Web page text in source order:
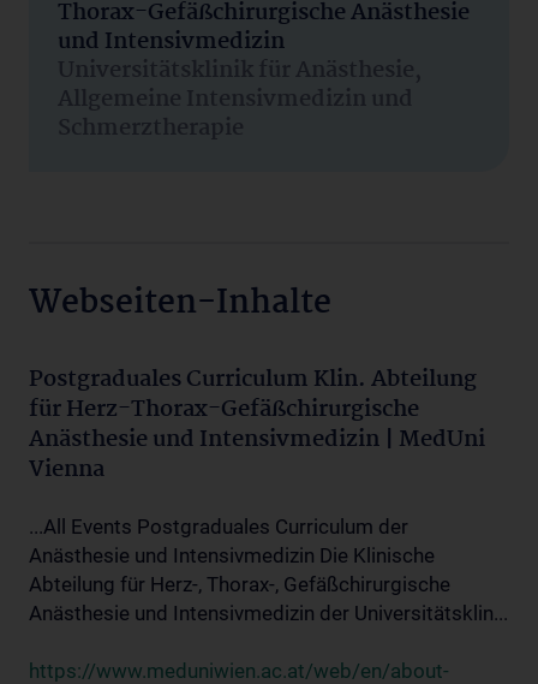
Thorax-Gefäßchirurgische Anästhesie
und Intensivmedizin
Universitätsklinik für Anästhesie,
Allgemeine Intensivmedizin und
Schmerztherapie
Webseiten-Inhalte
Postgraduales Curriculum Klin. Abteilung
für Herz-Thorax-Gefäßchirurgische
Anästhesie und Intensivmedizin | MedUni
Vienna
...All Events Postgraduales Curriculum der
Anästhesie und Intensivmedizin Die Klinische
Abteilung für Herz-, Thorax-, Gefäßchirurgische
Anästhesie und Intensivmedizin der Universitätsklin...
https://www.meduniwien.ac.at/web/en/about-